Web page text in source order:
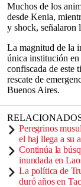
Muchos de los
desde Kenia,
y shock, señalaron
La magnitud de la
única institución
confiscada de este
rescate de
Buenos Aires.
Peregrinos
el haj llega a su
Continúa la
inundada en
La política de
duró años en